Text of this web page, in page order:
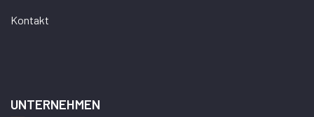
Kontakt
UNTERNEHMEN